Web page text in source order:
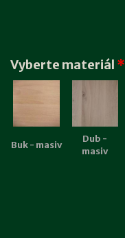
Vyberte materiál *
Buk - masiv
Dub -
masiv